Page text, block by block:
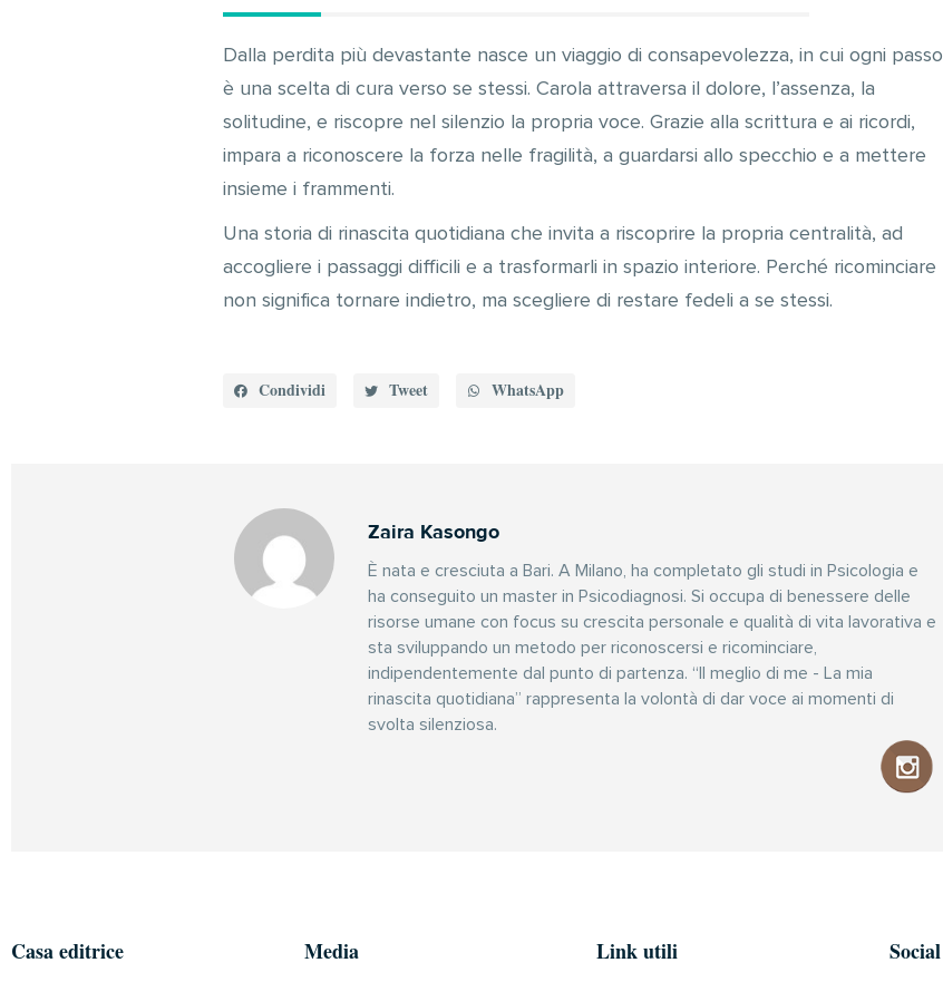
Dalla perdita più devastante nasce un viaggio di consapevolezza, in cui ogni passo
è una scelta di cura verso se stessi. Carola attraversa il dolore, l’assenza, la
solitudine, e riscopre nel silenzio la propria voce. Grazie alla scrittura e ai ricordi,
impara a riconoscere la forza nelle fragilità, a guardarsi allo specchio e a mettere
insieme i frammenti.
Una storia di rinascita quotidiana che invita a riscoprire la propria centralità, ad
accogliere i passaggi difficili e a trasformarli in spazio interiore. Perché ricominciare
non significa tornare indietro, ma scegliere di restare fedeli a se stessi.
Condividi Tweet WhatsApp
Zaira Kasongo
È nata e cresciuta a Bari. A Milano, ha completato gli studi in Psicologia e
ha conseguito un master in Psicodiagnosi. Si occupa di benessere delle
risorse umane con focus su crescita personale e qualità di vita lavorativa e
sta sviluppando un metodo per riconoscersi e ricominciare,
indipendentemente dal punto di partenza. “Il meglio di me - La mia
rinascita quotidiana” rappresenta la volontà di dar voce ai momenti di
svolta silenziosa.
Casa editrice Media Link utili Social